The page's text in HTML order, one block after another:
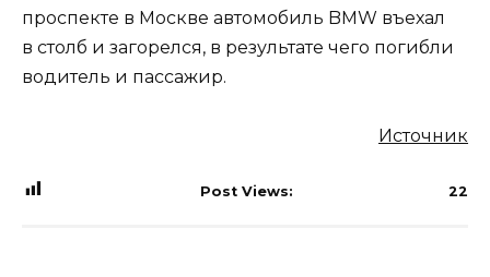
проспекте в Москве автомобиль BMW въехал
в столб и загорелся, в результате чего погибли
водитель и пассажир.
Источник
Post Views: 22